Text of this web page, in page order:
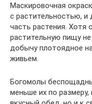
Маскировочная
с растительностью,
часть растения. Хотя
растительную пищу
добычу плотоядное
живьем.
Богомолы
меньше их по